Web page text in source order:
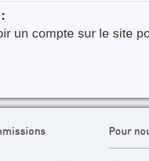
un compte sur le site
Pour